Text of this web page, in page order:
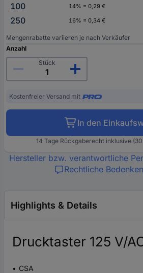
100
14% = 0,29 €
250
16% = 0,34 €
Mengenrabatte variieren je nach Verkäufer
Anzahl
Stück
Kostenfreier Versand mit
In den
14 Tage Rückgaberecht inklusive
Hersteller bzw. verantwortliche
Rechtliche
Highlights & Details
Drucktaster 125 V/
CSA